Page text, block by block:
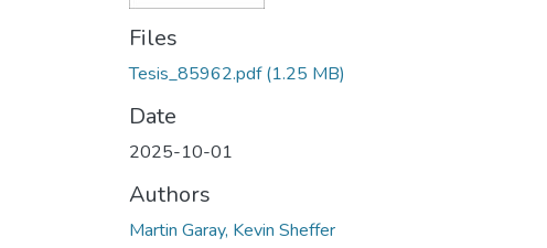
Files
Tesis_85962.pdf(1.25 MB)
Date
2025-10-01
Authors
Martin Garay, Kevin Sheffer